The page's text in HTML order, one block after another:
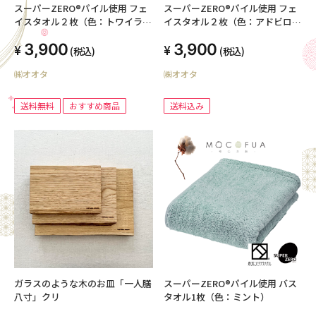
スーパーZERO®パイル使用 フェ
イスタオル２枚（色：トワイライ
トモーヴ）
3,900 (税込)
㈱オオタ
送料無料 おすすめ商品
スーパーZERO®パイル使用 フェ
イスタオル２枚（色：アドビロー
3,900 (税込)
㈱オオタ
送料込み
ガラスのような木のお皿「一人膳
八寸」クリ
スーパーZERO®パイル使用 バス
タオル1枚（色：ミント）